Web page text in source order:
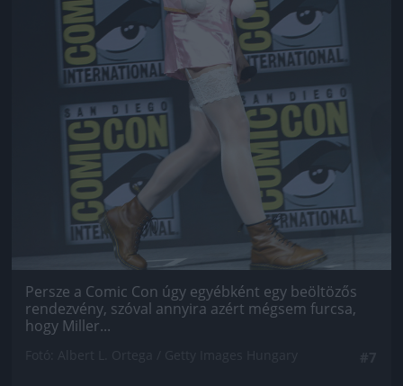
Persze a Comic Con úgy egyébként egy beöltözős
rendezvény, szóval annyira azért mégsem furcsa,
hogy Miller...